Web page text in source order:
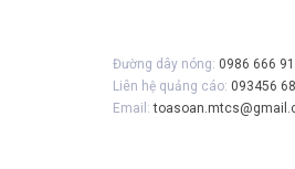
Đường dây nóng: 0986 666
Liên hệ quảng cáo: 093456
Email: